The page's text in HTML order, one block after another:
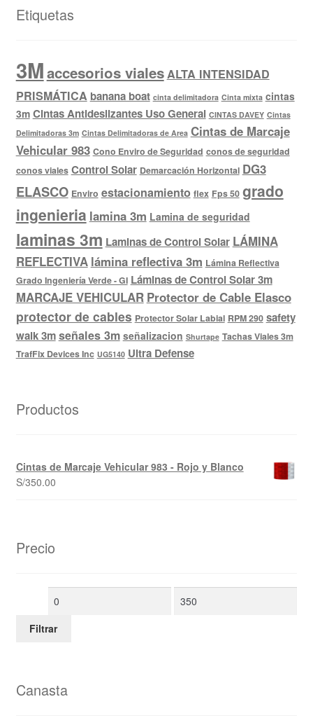
Etiquetas
3Maccesorios vialesALTA INTENSIDAD
PRISMÁTICA banana boat cinta delimitadora Cinta mixta cintas
3m Cintas Antideslizantes Uso General CINTAS DAVEY Cintas
Delimitadoras 3m Cintas Delimitadoras de Area Cintas de Marcaje
Vehicular 983 Cono Enviro de Seguridad conos de seguridad
conos viales Control Solar Demarcación Horizontal DG3
ELASCO Enviro estacionamiento flex Fps 50 grado
ingenieria lamina 3m Lamina de seguridad
laminas 3m Laminas de Control Solar LÁMINA
REFLECTIVA lámina reflectiva 3m Lámina Reflectiva
Grado Ingeniería Verde - GI Láminas de Control Solar 3m
MARCAJE VEHICULAR Protector de Cable Elasco
protector de cables Protector Solar Labial RPM 290 safety
walk 3mseñales 3m señalizacion Shurtape Tachas Viales 3m
TrafFix Devices Inc UG5140 Ultra Defense
Productos
Cintas de Marcaje Vehicular 983 - Rojo y Blanco
S/350.00
Precio
Filtrar
Canasta